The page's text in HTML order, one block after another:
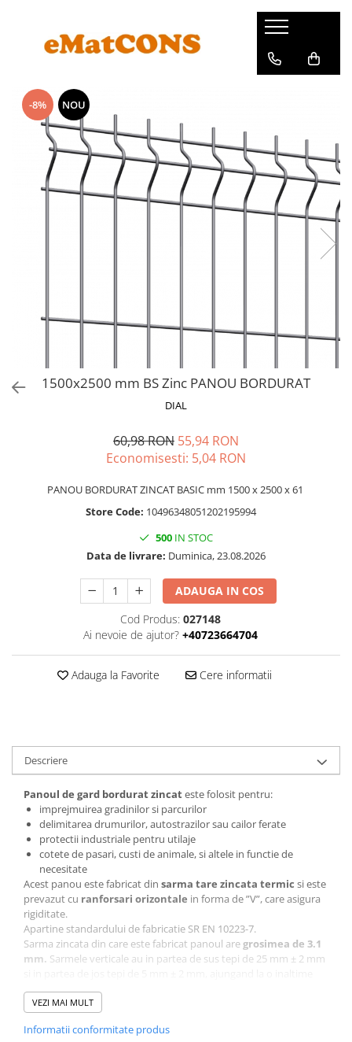
-8% NOU
1500x2500 mm BS Zinc PANOU BORDURAT
DIAL
60,98 RON 55,94 RON
Economisesti: 5,04 RON
PANOU BORDURAT ZINCAT BASIC mm 1500 x 2500 x 61
Store Code: 10496348051202195994
500 IN STOC
Data de livrare: Duminica, 23.08.2026
ADAUGA IN COS
Cod Produs: 027148
Ai nevoie de ajutor? +40723664704
Adauga la Favorite Cere informatii
Descriere
Panoul de gard borduratzincateste folosit pentru:
imprejmuirea gradinilor si parcurilor
delimitarea drumurilor, autostrazilor sau cailor ferate
protectii industriale pentru utilaje
cotete de pasari, custi de animale, si altele in functie de
necesitate
Acest panou este fabricat din sarma tare zincata termic si este
prevazut cu ranforsari orizontale in forma de ”V”, care asigura
rigiditate.
Apartine standardului de fabricatie SR EN 10223-7.
Sarma zincata din care este fabricat panoul are grosimea de 3.1
mm. Sarmele verticale au in partea de sus tepi de 25 mm ± 2 mm
totala de 1500 mm ± 4 mm. Sarmele orizontale au tepi cu o
lungime de 12.5 mm ± 2 mm la fiecare capat, ajungand la o
Poti fixa acest panou cu stalpi si cleme de prindere.
VEZI MAI MULT
Informatii conformitate produs